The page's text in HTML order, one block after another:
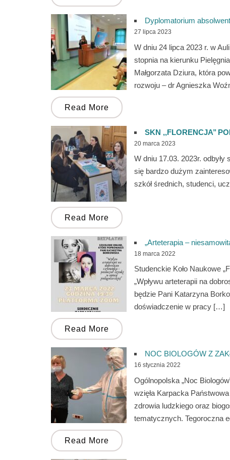
Dyplomatorium
27 lipca 2023
W dniu 24 lipca 2023 r. w
stopnia na kierunku
Małgorzata Dziura, która
rozwoju – dr Agnieszka
Read More
SKN ,,FLORENCJA’’
20 marca 2023
W dniu 17.03. 2023r.
się bardzo dużym
szkół średnich, studenci,
Read More
„Arteterapia –
18 marca 2022
Studenckie Koło Naukowe
„Wpływu arteterapii na
będzie Pani Katarzyna
doświadczenie w pracy […]
Read More
NOC BIOLOGÓW Z
16 stycznia 2022
Ogólnopolska „Noc
wzięła Karpacka
zdrowia ludzkiego oraz
tematycznych. Tegoroczna
Read More